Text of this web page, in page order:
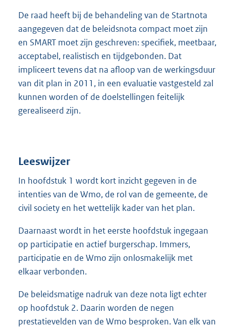
De raad heeft bij de behandeling van de Startnota
aangegeven dat de beleidsnota compact moet zijn
en SMART moet zijn geschreven: specifiek, meetbaar,
acceptabel, realistisch en tijdgebonden. Dat
impliceert tevens dat na afloop van de werkingsduur
van dit plan in 2011, in een evaluatie vastgesteld zal
kunnen worden of de doelstellingen feitelijk
gerealiseerd zijn.
Leeswijzer
In hoofdstuk 1 wordt kort inzicht gegeven in de
intenties van de Wmo, de rol van de gemeente, de
civil society en het wettelijk kader van het plan.
Daarnaast wordt in het eerste hoofdstuk ingegaan
op participatie en actief burgerschap. Immers,
participatie en de Wmo zijn onlosmakelijk met
elkaar verbonden.
De beleidsmatige nadruk van deze nota ligt echter
op hoofdstuk 2. Daarin worden de negen
prestatievelden van de Wmo besproken. Van elk van